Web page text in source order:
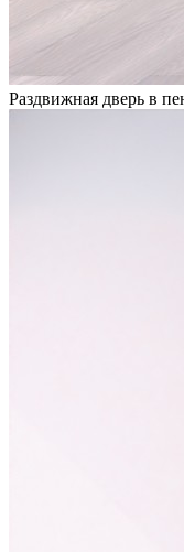
Раздвижная дверь в